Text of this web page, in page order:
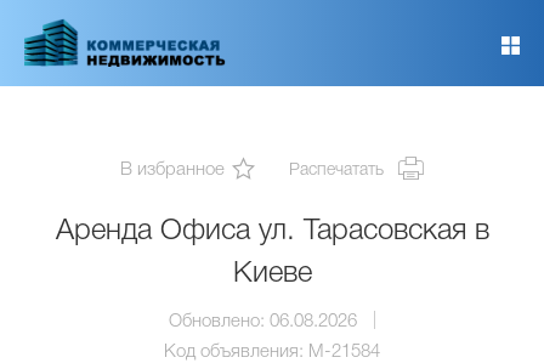
основному
В избранное Распечатать
Аренда Офиса ул. Тарасовская в
Киеве
Обновлено: 06.08.2026
Код объявления: M-21584